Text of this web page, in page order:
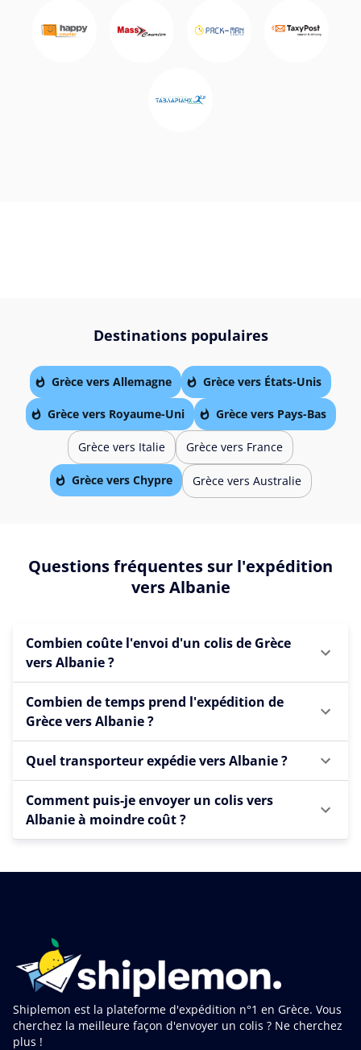
Destinations populaires
Grèce vers Allemagne Grèce vers États-Unis
Grèce vers Royaume-Uni Grèce vers Pays-Bas
Grèce vers Italie Grèce vers France
Grèce vers Chypre Grèce vers Australie
Questions fréquentes sur l'expédition
vers Albanie
Combien coûte l'envoi d'un colis de Grèce
vers Albanie ?
Combien de temps prend l'expédition de
Grèce vers Albanie ?
Quel transporteur expédie vers Albanie ?
Comment puis-je envoyer un colis vers
Albanie à moindre coût ?
Shiplemon est la plateforme d'expédition n°1 en Grèce. Vous
cherchez la meilleure façon d'envoyer un colis ? Ne cherchez
plus !